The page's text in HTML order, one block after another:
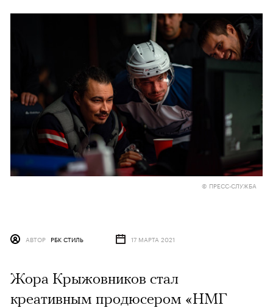
© ПРЕСС-СЛУЖБА
АВТОР РБК СТИЛЬ 17 МАРТА 2021
Жора Крыжовников стал
креативным продюсером «НМГ